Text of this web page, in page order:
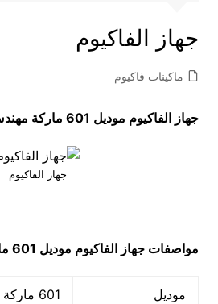
جهاز الفاكيوم
ماكينات فاكيوم
جهاز الفاكيوم موديل 601 ماركة مهندس منسي
جهاز الفاكيوم
مواصفات جهاز الفاكيوم موديل 601 ماركة مهندس منسي
موديل 601 ماركة مهندس منسي